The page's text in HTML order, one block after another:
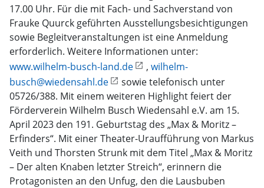
17.00 Uhr. Für die mit Fach- und Sachverstand von
Frauke Quurck geführten Ausstellungsbesichtigungen
sowie Begleitveranstaltungen ist eine Anmeldung
erforderlich. Weitere Informationen unter:
www.wilhelm-busch-land.de
, wilhelm-
busch@wiedensahl.de
sowie telefonisch unter
05726/388. Mit einem weiteren Highlight feiert der
Förderverein Wilhelm Busch Wiedensahl e.V. am 15.
April 2023 den 191. Geburtstag des „Max & Moritz –
Erfinders“. Mit einer Theater-Uraufführung von Markus
Veith und Thorsten Strunk mit dem Titel „Max & Moritz
– Der alten Knaben letzter Streich“, erinnern die
Protagonisten an den Unfug, den die Lausbuben